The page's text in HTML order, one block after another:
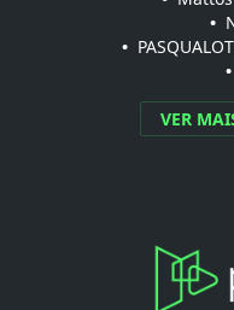
•
•
•
VER